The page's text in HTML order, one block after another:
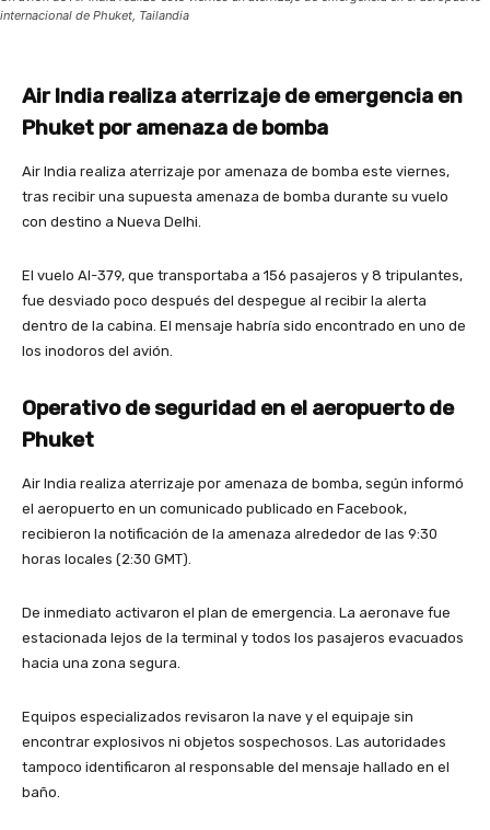
internacional de Phuket, Tailandia
Air India realiza aterrizaje de emergencia en
Phuket por amenaza de bomba
Air India realiza aterrizaje por amenaza de bomba este viernes,
tras recibir una supuesta amenaza de bomba durante su vuelo
con destino a Nueva Delhi.
El vuelo AI-379, que transportaba a 156 pasajeros y 8 tripulantes,
fue desviado poco después del despegue al recibir la alerta
dentro de la cabina. El mensaje habría sido encontrado en uno de
los inodoros del avión.
Operativo de seguridad en el aeropuerto de
Phuket
Air India realiza aterrizaje por amenaza de bomba, según informó
el aeropuerto en un comunicado publicado en Facebook,
recibieron la notificación de la amenaza alrededor de las 9:30
horas locales (2:30 GMT).
De inmediato activaron el plan de emergencia. La aeronave fue
estacionada lejos de la terminal y todos los pasajeros evacuados
hacia una zona segura.
Equipos especializados revisaron la nave y el equipaje sin
encontrar explosivos ni objetos sospechosos. Las autoridades
tampoco identificaron al responsable del mensaje hallado en el
baño.